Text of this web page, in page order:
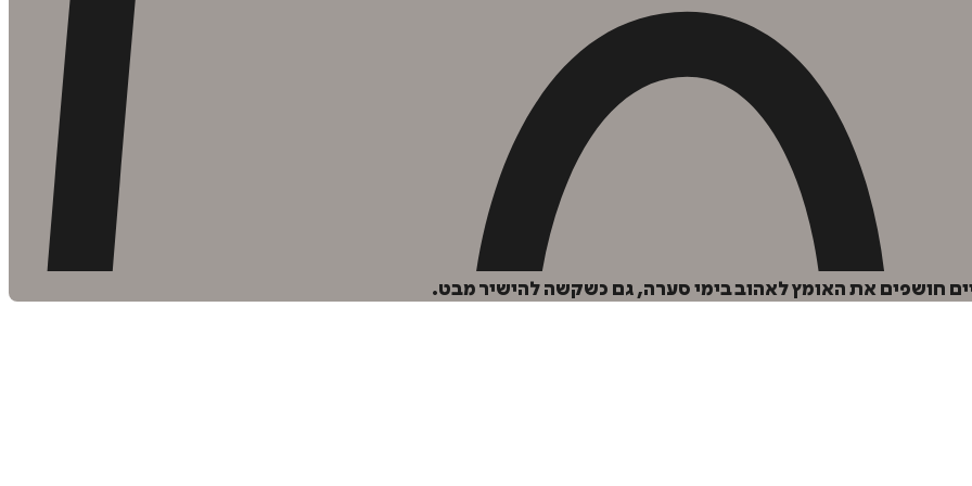
חושפים את האומץ לאהוב בימי סערה, גם כשקשה להישיר מבט.